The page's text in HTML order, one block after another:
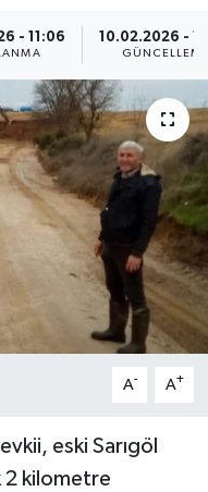
- 11:06 10.02.2026 -
A- A+
eski Sarıgöl
2 kilometre